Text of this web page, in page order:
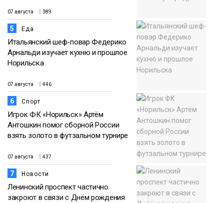
07 августа 389
5 Еда
Итальянский шеф-повар Федерико
Арнальди изучает кухню и прошлое
Норильска
07 августа 446
6 Спорт
Игрок ФК «Норильск» Артём
Антошкин помог сборной России
взять золото в футзальном турнире
07 августа 437
7 Новости
Ленинский проспект частично
закроют в связи с Днём рождения